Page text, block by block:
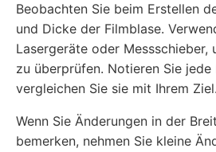
Beobachten Sie beim Erstellen
und Dicke der Filmblase.
Lasergeräte oder Messschieber,
zu überprüfen. Notieren Sie jede
vergleichen Sie sie mit Ihrem Ziel.
Wenn Sie Änderungen in der
bemerken, nehmen Sie kleine